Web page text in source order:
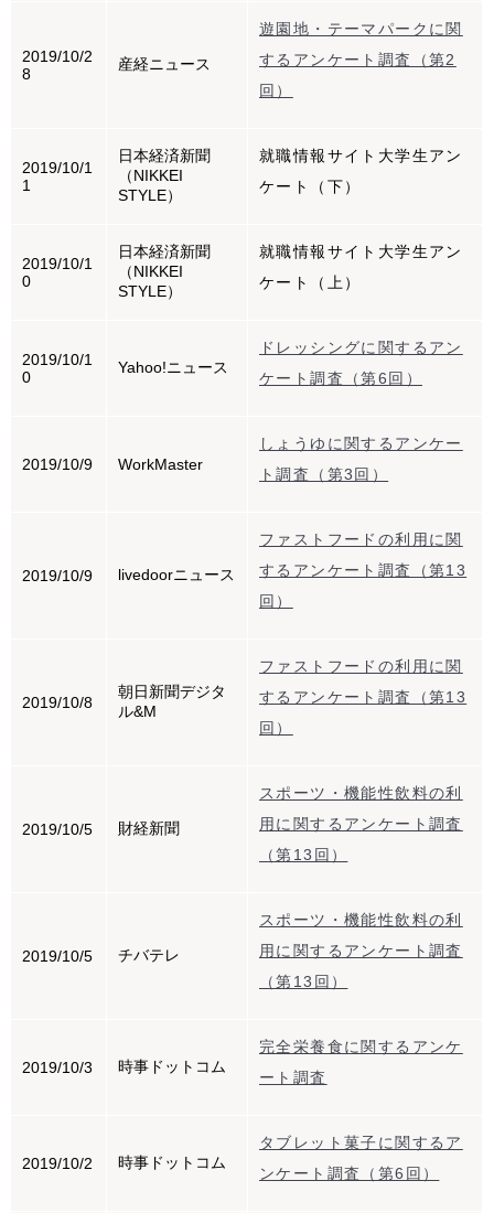
2019/10/2
8
産経ニュース
遊園地・テーマパークに関
するアンケート調査（第2
回）
2019/10/1
1
日本経済新聞
（NIKKEI
STYLE）
就職情報サイト大学生アン
ケート（下）
2019/10/1
0
日本経済新聞
（NIKKEI
STYLE）
就職情報サイト大学生アン
ケート（上）
2019/10/1
0
Yahoo!ニュース
ドレッシングに関するアン
ケート調査（第6回）
2019/10/9 WorkMaster
しょうゆに関するアンケー
ト調査（第3回）
2019/10/9 livedoorニュース
ファストフードの利用に関
するアンケート調査（第13
回）
2019/10/8
朝日新聞デジタ
ル&M
ファストフードの利用に関
するアンケート調査（第13
回）
2019/10/5 財経新聞
スポーツ・機能性飲料の利
用に関するアンケート調査
（第13回）
2019/10/5 チバテレ
スポーツ・機能性飲料の利
用に関するアンケート調査
（第13回）
2019/10/3 時事ドットコム
完全栄養食に関するアンケ
ート調査
2019/10/2 時事ドットコム
タブレット菓子に関するア
ンケート調査（第6回）